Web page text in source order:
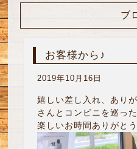
ブ
お客様から♪
2019年10月16日
嬉しい差し入れ、あり
さんとコンビニを巡っ
楽しいお時間ありがと